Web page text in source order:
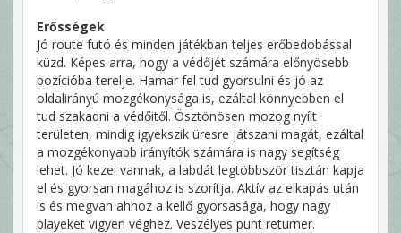
Erősségek
Jó route futó és minden játékban teljes erőbedobással
küzd. Képes arra, hogy a védőjét számára előnyösebb
pozícióba terelje. Hamar fel tud gyorsulni és jó az
oldalirányú mozgékonysága is, ezáltal könnyebben el
tud szakadni a védőitől. Ösztönösen mozog nyílt
területen, mindig igyekszik üresre játszani magát, ezáltal
a mozgékonyabb irányítók számára is nagy segítség
lehet. Jó kezei vannak, a labdát legtöbbször tisztán kapja
el és gyorsan magához is szorítja. Aktív az elkapás után
is és megvan ahhoz a kellő gyorsasága, hogy nagy
playeket vigyen véghez. Veszélyes punt returner.